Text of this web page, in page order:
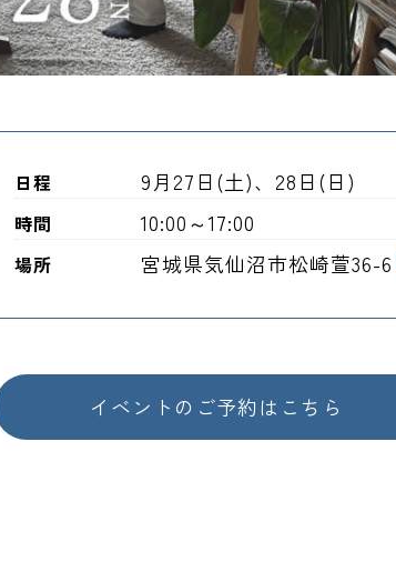
日程 9月27日(土)、28日(日)
時間 10:00～17:00
場所 宮城県気仙沼市松崎萱36-6
イベントのご予約はこちら